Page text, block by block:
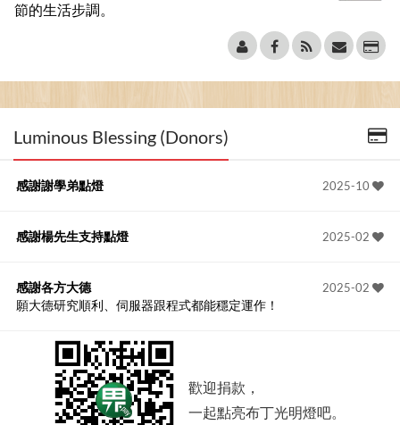
節的生活步調。
Luminous Blessing (Donors)
2025-10
感謝謝學弟點燈
2025-02
感謝楊先生支持點燈
2025-02
感謝各方大德
願大德研究順利、伺服器跟程式都能穩定運作！
歡迎捐款，
一起點亮布丁光明燈吧。